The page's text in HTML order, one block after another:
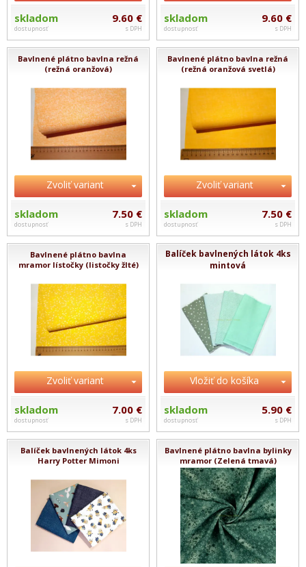
skladom
dostupnosť
9.60 €
s DPH
skladom
dostupnosť
9.60 €
s DPH
Bavlnené plátno bavlna režná
(režná oranžová)
Zvoliť variant
skladom
dostupnosť
7.50 €
s DPH
Bavlnené plátno bavlna režná
(režná oranžová svetlá)
Zvoliť variant
skladom
dostupnosť
7.50 €
s DPH
Bavlnené plátno bavlna
mramor lístočky (listočky žlté)
Zvoliť variant
skladom
dostupnosť
7.00 €
s DPH
Balíček bavlnených látok 4ks
mintová
Vložiť do košíka
skladom
dostupnosť
5.90 €
s DPH
Balíček bavlnených látok 4ks
Harry Potter Mimoni
Bavlnené plátno bavlna bylinky
mramor (Zelená tmavá)